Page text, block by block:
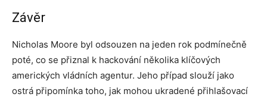
Závěr
Nicholas Moore byl odsouzen na jeden rok podmínečně
poté, co se přiznal k hackování několika klíčových
amerických vládních agentur. Jeho případ slouží jako
ostrá připomínka toho, jak mohou ukradené přihlašovací